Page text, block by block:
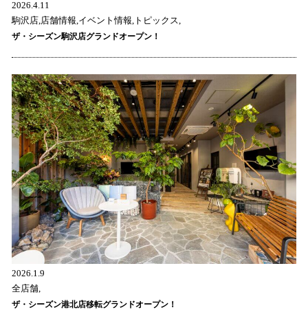
2026.4.11
駒沢店,店舗情報,イベント情報,トピックス,
ザ・シーズン駒沢店グランドオープン！
2026.1.9
全店舗,
ザ・シーズン港北店移転グランドオープン！